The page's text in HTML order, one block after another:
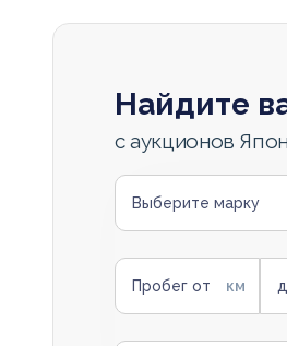
Найдите
с аукционов
Выберите марку
Пробег от